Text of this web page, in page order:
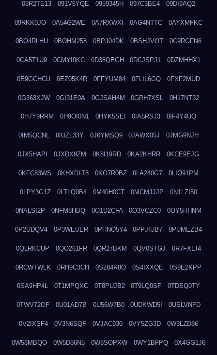
08R2TE13 091V6YQE 0959345H 097C3BE4 09DI9AQ2
09RKK0JO 0A54G2WE 0A7RXWXI 0AG4NTTC 0AYXMFKC
0BO4RLHU 0BOHM258 0BPJ04DK 0BSHJVOT 0C9RGFN6
0CA5T1U9 0CMYI0KC 0D38QEGH 0DCJSPJ1 0DZMHHX1
0E9GCHCU 0EZ05K4R 0FFYUM84 0FLIL6GQ 0FXF2MUD
0G363XJW 0GI31E0A 0GJSAH4M 0GRH7XSL 0H17NT32
0H7Y9RRM 0H9OI0N1 0HYK5SEI 0IA5RSJ3 0IF4Y4UQ
0IM5QCNL 0IUZL33Y 0J6YMSQ9 0JAWX05J 0JMG9NJH
0JX5HAPI 0JXDX9ZM 0K8I19RD 0KA2KHRR 0KCE9EJG
0KFC83WS 0KHXDLT8 0KO7R0BZ 0LA240G7 0LIQ91PM
0LPY3G1Z 0LTLQ0B4 0M40H0CT 0MCMJJJP 0N1LZI50
0NALSI2P 0NFM8HBQ 0O1D2CFA 0O3VCZC0 0OY5HHNM
0P2UDQV4 0P3WEUER 0PHNO5Y4 0PPJIUB7 0PUMEZB4
0QLRKCUP 0QO261FR 0QR27BKM 0QV0STGJ 0R7FXEI4
0RCWTWLK 0RH9C3CH 0S284R8O 0S4IXXQE 0S9E2KPP
0SA9HP4L 0T1MPQXC 0T8PUJB2 0T9LQ0SF 0TDEQ0TY
0TWV72OF 0U01AD7B 0U56W7B0 0UDKWD5I 0UELVNFD
0V2IXSF4 0V3N6SQF 0VJAC930 0VY5ZG3D 0W3LZD86
0W58MBQO 0W5D86N5 0W8SOPXW 0WY1BFPQ 0X4GG1J6